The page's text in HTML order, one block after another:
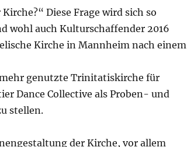
Die­se Fra­ge wird sich so
wohl auch Kul­tur­schaf­fen­der 2016
Kir­che in Mann­heim nach einem
genutz­te Tri­ni­ta­tis­kir­che für
Dance Coll­ec­ti­ve als Pro­ben- und
stellen.
der Kir­che, vor allem